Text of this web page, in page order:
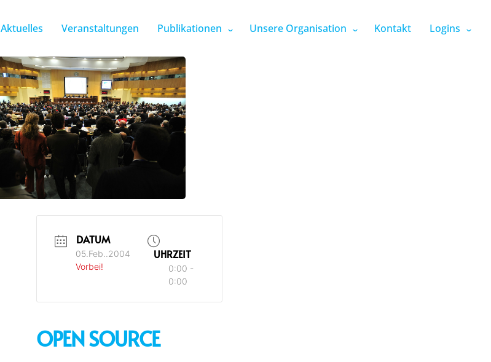
Aktuelles Veranstaltungen Publikationen Unsere Organisation Kontakt Logins
DATUM
05.Feb..2004
Vorbei!
UHRZEIT
0:00 -
0:00
OPEN SOURCE